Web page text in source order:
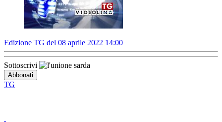
Edizione TG del 08 aprile 2022 14:00
Sottoscrivi
TG